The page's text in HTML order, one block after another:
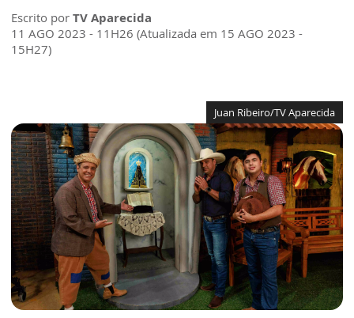
Escrito por TV Aparecida
11 AGO 2023 - 11H26 (Atualizada em 15 AGO 2023 -
15H27)
Juan Ribeiro/TV Aparecida